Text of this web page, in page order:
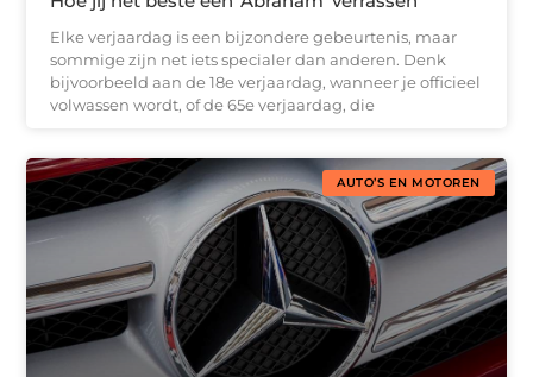
Elke verjaardag is een bijzondere gebeurtenis, maar
sommige zijn net iets specialer dan anderen. Denk
bijvoorbeeld aan de 18e verjaardag, wanneer je officieel
volwassen wordt, of de 65e verjaardag, die
AUTO’S EN MOTOREN